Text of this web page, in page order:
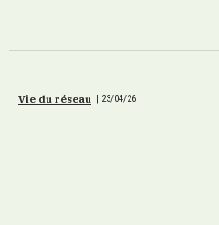
Vie du réseau 23/04/26